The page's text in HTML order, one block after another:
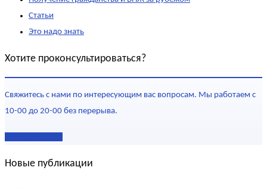
Статьи
Это надо знать
Хотите проконсультироваться?
Свяжитесь с нами по интересующим вас вопросам. Мы работаем с
10-00 до 20-00 без перерыва.
Новые публикации